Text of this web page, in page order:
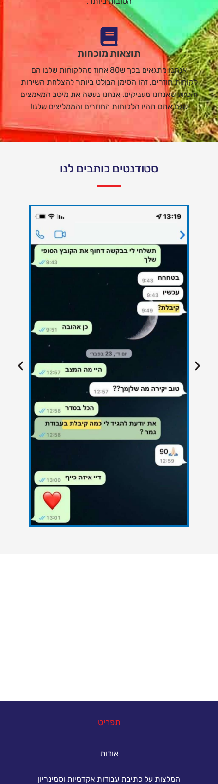
תוצאות מוכחות
אנחנו מתגאים בכך ש80 אחוז מהלקוחות שלנו הם
לקוחות חוזרים, זהו הסימן הבולט ביותר להצלחת השירות
והסיוע שאנחנו מעניקים. אנחנו נעשה את מיטב המאמצים
שגם אתם תהיו הלקוחות החוזרים והממליצים שלנו!
סטודנטים כותבים לנו
תפריט
אודות
המלצות על כתיבת עבודות אקדמיות וסמינריון